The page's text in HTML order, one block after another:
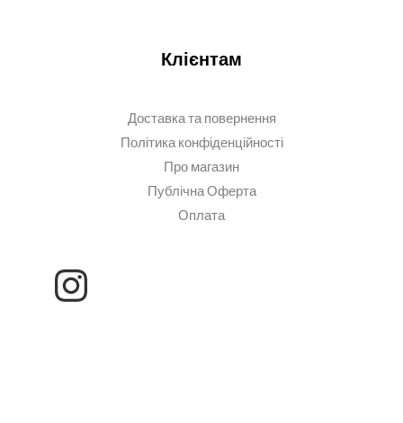
Клієнтам
Доставка та повернення
Політика конфіденційності
Про магазин
Публічна Оферта
Оплата